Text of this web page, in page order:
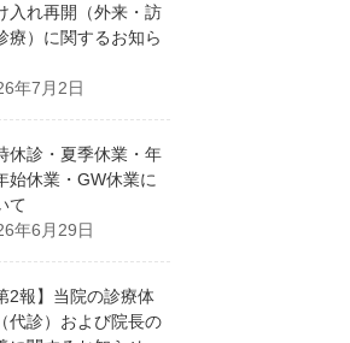
入れ再開（外来・訪
療）に関するお知ら
年7月2日
休診・夏季休業・年
始休業・GW休業に
て
年6月29日
2報】当院の診療体
代診）および院長の